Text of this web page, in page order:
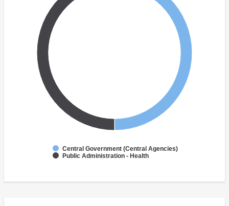
Central Government (Central Agencies)
Public Administration - Health